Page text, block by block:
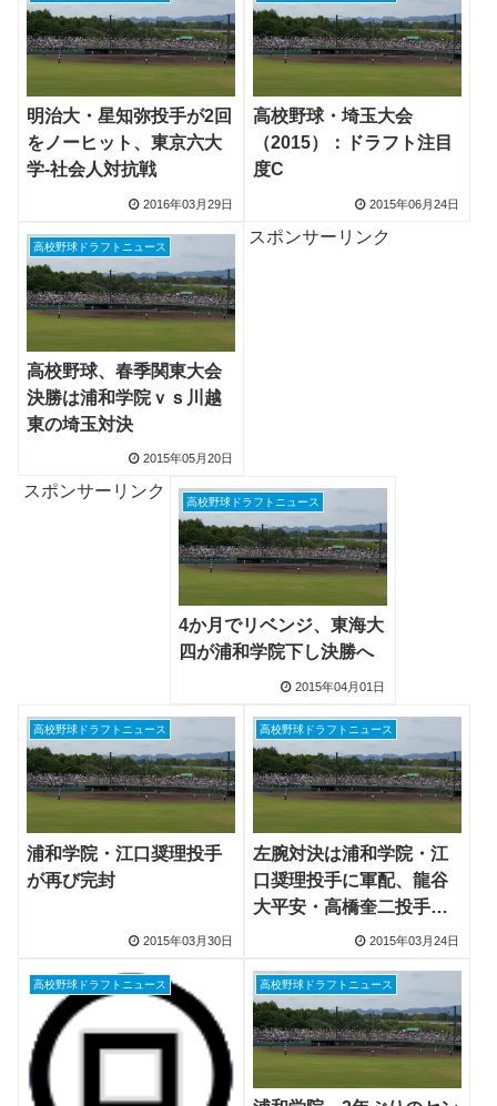
明治大・星知弥投手が2回
をノーヒット、東京六大
学-社会人対抗戦
2016年03月29日
高校野球・埼玉大会
（2015）：ドラフト注目
度C
2015年06月24日
高校野球ドラフトニュース
高校野球、春季関東大会
決勝は浦和学院ｖｓ川越
東の埼玉対決
2015年05月20日
スポンサーリンク
スポンサーリンク
高校野球ドラフトニュース
4か月でリベンジ、東海大
四が浦和学院下し決勝へ
2015年04月01日
高校野球ドラフトニュース
浦和学院・江口奨理投手
が再び完封
2015年03月30日
高校野球ドラフトニュース
左腕対決は浦和学院・江
口奨理投手に軍配、龍谷
大平安・高橋奎二投手も
2015年03月24日
高校野球ドラフトニュース 高校野球ドラフトニュース